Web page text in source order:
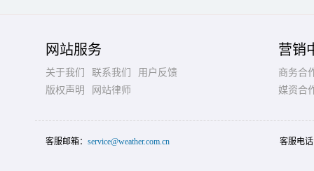
网站服务
关于我们 联系我们
用户反馈
版权声明
网站律师
营销
商务合
媒资合
客服邮箱： service@weather.com.cn 客服电